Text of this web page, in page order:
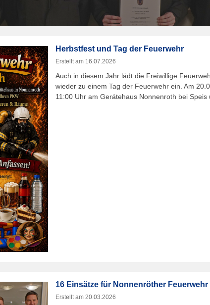
Herbstfest und Tag der Feuerwehr
Erstellt am 16.07.2026
Auch in diesem Jahr lädt die Freiwillige
wieder zu einem Tag der Feuerwehr ein. Am
11:00 Uhr am Gerätehaus Nonnenroth bei Speis
16 Einsätze für Nonnenröther Feuerwehr
Erstellt am 20.03.2026